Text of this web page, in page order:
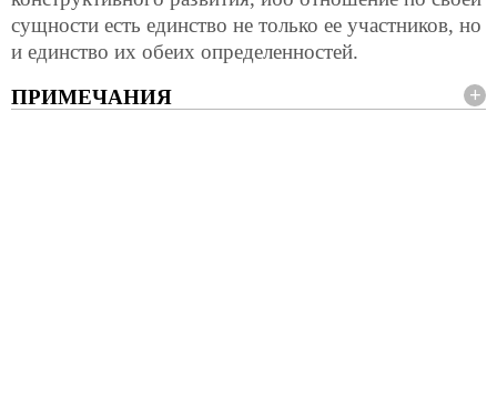
сущности есть единство не только ее участников, но
и единство их обеих определенностей.
ПРИМЕЧАНИЯ